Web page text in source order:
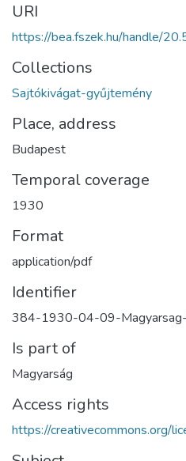
URI
https://bea.fszek.hu/handle/
Collections
Sajtókivágat-gyűjtemény
Place, address
Budapest
Temporal coverage
1930
Format
application/pdf
Identifier
384-1930-04-09-
Is part of
Magyarság
Access rights
https://creativecommons.org/